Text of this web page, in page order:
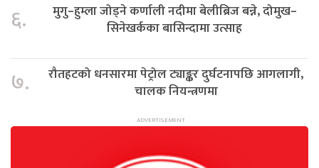
६.
मुगु–हुम्ला जोड्ने कर्णाली नदीमा बेलीब्रिज बन्ने, दोमुख–
सिनेखर्कका बासिन्दामा उत्साह
७.
रौतहटको धनसारमा पेट्रोल ट्याङ्कर दुर्घटनापछि आगलागी,
चालक नियन्त्रणमा